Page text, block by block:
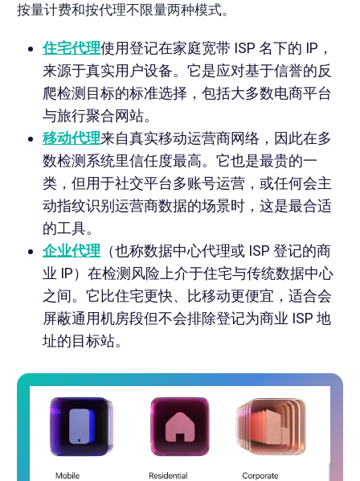
按量计费和按代理不限量两种模式。
住宅代理使用登记在家庭宽带 ISP 名下的 IP，
来源于真实用户设备。它是应对基于信誉的反
爬检测目标的标准选择，包括大多数电商平台
与旅行聚合网站。
移动代理来自真实移动运营商网络，因此在多
数检测系统里信任度最高。它也是最贵的一
类，但用于社交平台多账号运营，或任何会主
动指纹识别运营商数据的场景时，这是最合适
的工具。
企业代理 （也称数据中心代理或 ISP 登记的商
业 IP）在检测风险上介于住宅与传统数据中心
之间。它比住宅更快、比移动更便宜，适合会
屏蔽通用机房段但不会排除登记为商业 ISP 地
址的目标站。